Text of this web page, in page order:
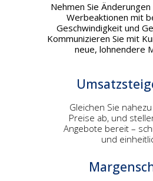
Nehmen Sie
Werbeaktionen mit
Geschwindigkeit und
Kommunizieren Sie mit
neue, lohnendere
Gleichen Sie
Preise ab, und
Angebote bereit –
und